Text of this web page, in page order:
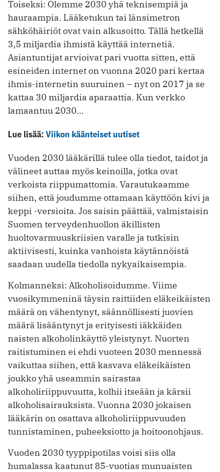
Toiseksi: Olemme 2030 yhä teknisempiä ja
hauraampia. Lääketukun tai länsimetron
sähköhäiriöt ovat vain alkusoitto. Tällä hetkellä
3,5 miljardia ihmistä käyttää internetiä.
Asiantuntijat arvioivat pari vuotta sitten, että
esineiden internet on vuonna 2020 pari kertaa
ihmis-internetin suuruinen – nyt on 2017 ja se
kattaa 30 miljardia aparaattia. Kun verkko
lamaantuu 2030…
Lue lisää:Viikon käänteiset uutiset
Vuoden 2030 lääkärillä tulee olla tiedot, taidot ja
välineet auttaa myös keinoilla, jotka ovat
verkoista riippumattomia. Varautukaamme
siihen, että joudumme ottamaan käyttöön kivi ja
keppi -versioita. Jos saisin päättää, valmistaisin
Suomen terveydenhuollon äkillisten
huoltovarmuuskriisien varalle ja tutkisin
aktiivisesti, kuinka vanhoista käytännöistä
saadaan uudella tiedolla nykyaikaisempia.
Kolmanneksi: Alkoholisoidumme. Viime
vuosikymmeninä täysin raittiiden eläkeikäisten
määrä on vähentynyt, säännöllisesti juovien
määrä lisääntynyt ja erityisesti iäkkäiden
naisten alkoholinkäyttö yleistynyt. Nuorten
raitistuminen ei ehdi vuoteen 2030 mennessä
vaikuttaa siihen, että kasvava eläkeikäisten
joukko yhä useammin sairastaa
alkoholiriippuvuutta, kolhii itseään ja kärsii
alkoholisairauksista. Vuonna 2030 jokaisen
lääkärin on osattava alkoholiriippuvuuden
tunnistaminen, puheeksiotto ja hoitoonohjaus.
Vuoden 2030 tyyppipotilas voisi siis olla
humalassa kaatunut 85-vuotias munuaisten